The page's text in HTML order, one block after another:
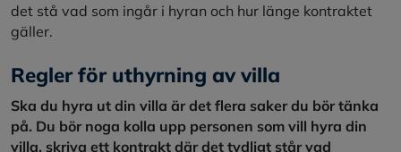
det stå vad som ingår i hyran och hur länge kontraktet
gäller.
Regler för uthyrning av villa
Ska du hyra ut din villa är det flera saker du bör tänka
på. Du bör noga kolla upp personen som vill hyra din
villa, skriva ett kontrakt där det tydligt står vad